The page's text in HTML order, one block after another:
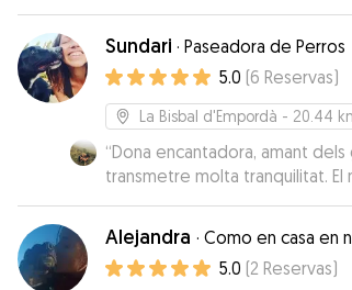
Sundari · Paseadora de Perros
5.0 (6 Reservas)
La Bisbal d'Empordà - 20.44
“Dona encantadora, amant dels
transmetre molta tranquilitat.
haver estat millor!!!”
Alejandra · Como en casa en
5.0 (2 Reservas)